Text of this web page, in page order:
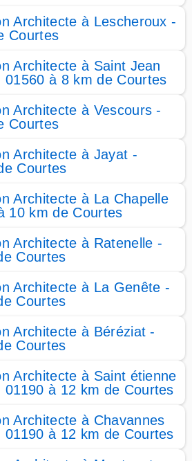
Architecte à Lescheroux -
Courtes
Architecte à Saint Jean
01560 à 8 km de Courtes
Architecte à Vescours -
Courtes
Architecte à Jayat -
Courtes
Architecte à La Chapelle
10 km de Courtes
Architecte à Ratenelle -
Courtes
Architecte à La Genête -
Courtes
Architecte à Béréziat -
Courtes
Architecte à Saint étienne
à 12 km de Courtes
Architecte à Chavannes
à 12 km de Courtes